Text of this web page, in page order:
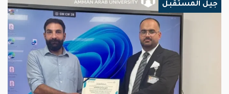
جيل المستقبل